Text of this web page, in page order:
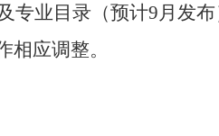
专业目录（预计9月发布
应调整。